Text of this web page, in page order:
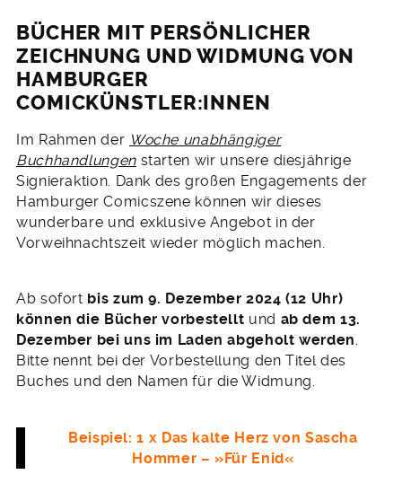
BÜCHER MIT PERSÖNLICHER
ZEICHNUNG UND WIDMUNG VON
HAMBURGER
COMICKÜNSTLER:INNEN
Im Rahmen der Woche unabhängiger
Buchhandlungen starten wir unsere diesjährige
Signieraktion. Dank des großen Engagements der
Hamburger Comicszene können wir dieses
wunderbare und exklusive Angebot in der
Vorweihnachtszeit wieder möglich machen.
Ab sofort bis zum 9. Dezember 2024 (12 Uhr)
können die Bücher vorbestellt und ab dem 13.
Dezember bei uns im Laden abgeholt werden.
Bitte nennt bei der Vorbestellung den Titel des
Buches und den Namen für die Widmung.
Beispiel: 1 x Das kalte Herz von Sascha
Hommer – »Für Enid«